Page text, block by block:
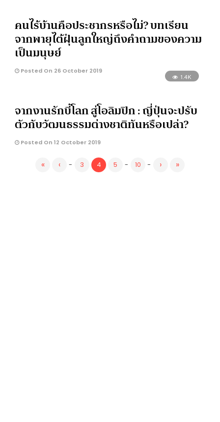
คนไร้บ้านคือประชากรหรือไม่? บทเรียน
จากพายุไต้ฝุ่นลูกใหญ่ถึงคำถามของความ
เป็นมนุษย์
Posted On 26 October 2019
1.4K
จากงานรักบี้โลก สู่โอลิมปิก : ญี่ปุ่นจะปรับ
ตัวกับวัฒนธรรมต่างชาติทันหรือเปล่า?
Posted On 12 October 2019
« ‹ - 3 4 5 - 10 - › »